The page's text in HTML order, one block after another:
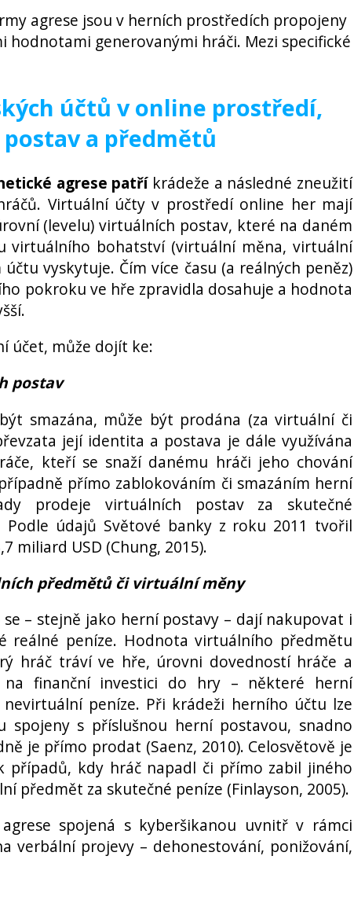
agrese jsou v herních prostředích propojeny
generovanými hráči. Mezi specifické
účtů v online prostředí,
a předmětů
agrese patří krádeže a následné zneužití
Virtuální účty v prostředí online her mají
(levelu) virtuálních postav, které na daném
virtuálního bohatství (virtuální měna, virtuální
vyskytuje. Čím více času (a reálných peněz)
pokroku ve hře zpravidla dosahuje a hodnota
účet, může dojít ke:
postav
smazána, může být prodána (za virtuální či
její identita a postava je dále využívána
kteří se snaží danému hráči jeho chování
přímo zablokováním či smazáním herní
prodeje virtuálních postav za skutečné
Podle údajů Světové banky z roku 2011 tvořil
miliard USD (Chung, 2015).
předmětů či virtuální měny
– stejně jako herní postavy – dají nakupovat i
reálné peníze. Hodnota virtuálního předmětu
hráč tráví ve hře, úrovni dovedností hráče a
finanční investici do hry – některé herní
peníze. Při krádeži herního účtu lze
s příslušnou herní postavou, snadno
je přímo prodat (Saenz, 2010). Celosvětově je
případů, kdy hráč napadl či přímo zabil jiného
předmět za skutečné peníze (Finlayson, 2005).
spojená s kyberšikanou uvnitř v rámci
verbální projevy – dehonestování, ponižování,